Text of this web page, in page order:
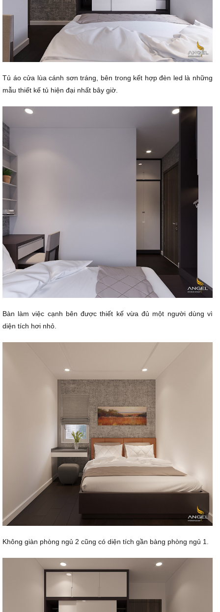
Tủ áo cửa lùa cánh sơn tráng, bên trong kết hợp đèn led là những
mẫu thiết kế tủ hiện đại nhất bây giờ.
Bàn làm việc cạnh bên được thiết kế vừa đủ một người dùng vì
diện tích hơi nhỏ.
Không giàn phòng ngủ 2 cũng có diện tích gần bàng phòng ngủ 1.